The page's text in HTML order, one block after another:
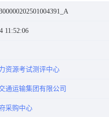
11:52:06
资源考试测评中心
通运输集团有限公司
采购中心